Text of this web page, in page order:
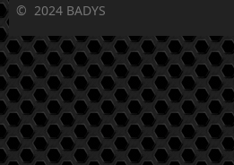
© 2024 BADYS